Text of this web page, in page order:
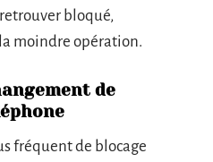
bloqué,
moindre opération.
de
fréquent de blocage